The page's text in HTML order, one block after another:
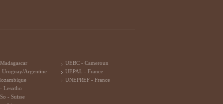
Uruguay/Argentine
Lesotho
- Suisse
UEBC - Cameroun
UEPAL - France
UNEPREF - France